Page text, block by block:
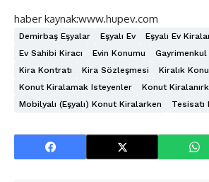
haber kaynak:www.hupev.com
Demirbaş Eşyalar Eşyalı Ev
Eşyalı Ev
Ev Sahibi Kiracı
Evin Konumu
Gayrimenkul
Kira Kontratı
Kira Sözleşmesi
Kiralık
Konut Kiralamak Isteyenler
Konut
Mobilyalı (Eşyalı) Konut Kiralarken